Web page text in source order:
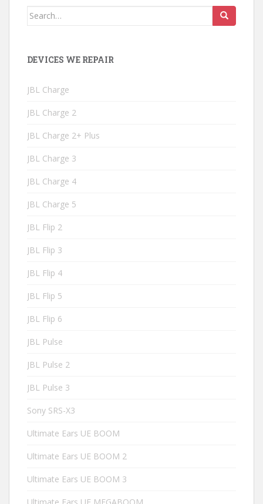
Search
DEVICES WE REPAIR
JBL Charge
JBL Charge 2
JBL Charge 2+ Plus
JBL Charge 3
JBL Charge 4
JBL Charge 5
JBL Flip 2
JBL Flip 3
JBL Flip 4
JBL Flip 5
JBL Flip 6
JBL Pulse
JBL Pulse 2
JBL Pulse 3
Sony SRS-X3
Ultimate Ears UE BOOM
Ultimate Ears UE BOOM 2
Ultimate Ears UE BOOM 3
Ultimate Ears UE MEGABOOM